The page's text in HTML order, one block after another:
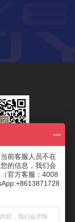
公众号
前客服人员不在
的信息，我们会
官方客服：4008